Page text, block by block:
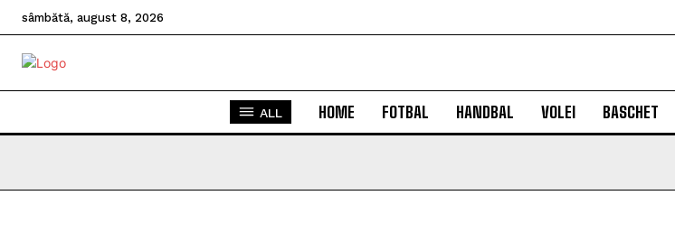
sâmbătă, august 8, 2026
ALL HOME FOTBAL HANDBAL VOLEI BASCHET